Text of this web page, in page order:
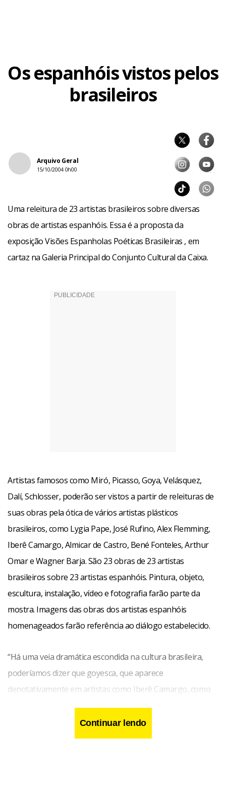
Os espanhóis vistos pelos
brasileiros
Arquivo Geral
15/10/2004 0h00
Uma releitura de 23 artistas brasileiros sobre diversas
obras de artistas espanhóis. Essa é a proposta da
exposição Visões Espanholas Poéticas Brasileiras , em
cartaz na Galeria Principal do Conjunto Cultural da Caixa.
Artistas famosos como Miró, Picasso, Goya, Velásquez,
Dalí, Schlosser, poderão ser vistos a partir de releituras de
suas obras pela ótica de vários artistas plásticos
brasileiros, como Lygia Pape, José Rufino, Alex Flemming,
Iberê Camargo, Almicar de Castro, Bené Fonteles, Arthur
Omar e Wagner Barja. São 23 obras de 23 artistas
brasileiros sobre 23 artistas espanhóis. Pintura, objeto,
escultura, instalação, vídeo e fotografia farão parte da
mostra. Imagens das obras dos artistas espanhóis
homenageados farão referência ao diálogo estabelecido.
“Há uma veia dramática escondida na cultura brasileira,
poderíamos dizer que goyesca, que aparece
denotativamente em artistas como Iberê Camargo, como
também em Miguel Rio Branco ou Artur Barrio. Ao mesmo
tempo, a pintura em trânsito de Anna Bella Geiger tem
comunicação com a pintura-processo de Luis Gordillo”, diz
Continuar lendo